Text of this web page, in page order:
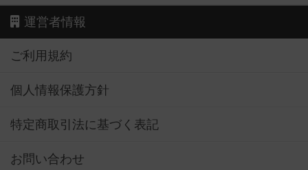
運営者情報
ご利用規約
個人情報保護方針
特定商取引法に基づく表記
お問い合わせ